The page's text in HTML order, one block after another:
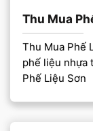
Thu Mua
Thu Mua Phế
phế liệu nhựa
Phế Liệu Sơn